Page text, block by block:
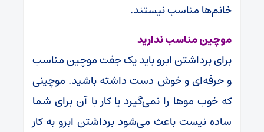
خانم‌ها مناسب نیستند.
موچین مناسب ندارید
برای برداشتن ابرو باید یک جفت موچین مناسب
و حرفه‌ای و خوش دست داشته باشید. موچینی
که خوب موها را نمی‌گیرد یا کار با آن برای شما
ساده نیست باعث می‌شود برداشتن ابرو به کار